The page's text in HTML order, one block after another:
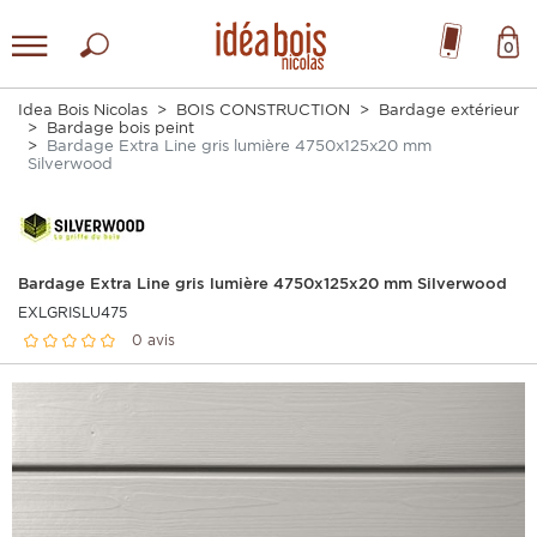
0
Idea Bois Nicolas BOIS CONSTRUCTION
Bardage extérieur
Bardage bois peint
Bardage Extra Line gris lumière 4750x125x20 mm
Silverwood
Bardage Extra Line gris lumière 4750x125x20 mm Silverwood
EXLGRISLU475
0 avis